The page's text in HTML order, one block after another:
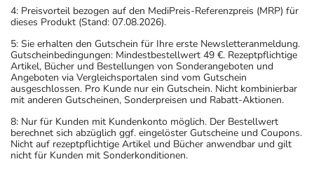
4: Preisvorteil bezogen auf den MediPreis-Referenzpreis (MRP) für
dieses Produkt (Stand: 07.08.2026).
5: Sie erhalten den Gutschein für Ihre erste Newsletteranmeldung.
Gutscheinbedingungen: Mindestbestellwert 49 €. Rezeptpflichtige
Artikel, Bücher und Bestellungen von Sonderangeboten und
Angeboten via Vergleichsportalen sind vom Gutschein
ausgeschlossen. Pro Kunde nur ein Gutschein. Nicht kombinierbar
mit anderen Gutscheinen, Sonderpreisen und Rabatt-Aktionen.
8: Nur für Kunden mit Kundenkonto möglich. Der Bestellwert
berechnet sich abzüglich ggf. eingelöster Gutscheine und Coupons.
Nicht auf rezeptpflichtige Artikel und Bücher anwendbar und gilt
nicht für Kunden mit Sonderkonditionen.